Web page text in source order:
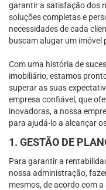
garantir a satisfação dos
soluções completas e
necessidades de cada
buscam alugar um imóvel
Com uma história de
imobiliário, estamos
superar as suas
empresa confiável, que
inovadoras, a nossa
para ajudá-lo a alcançar
1. GESTÃO DE
Para garantir a
nossa administração,
mesmos, de acordo com